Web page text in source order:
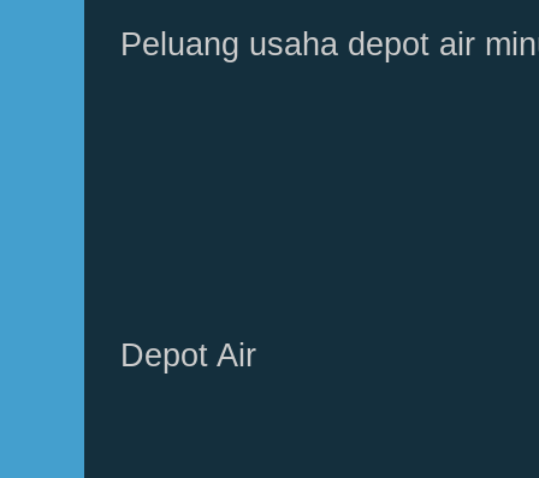
Peluang usaha depot air
Depot Air